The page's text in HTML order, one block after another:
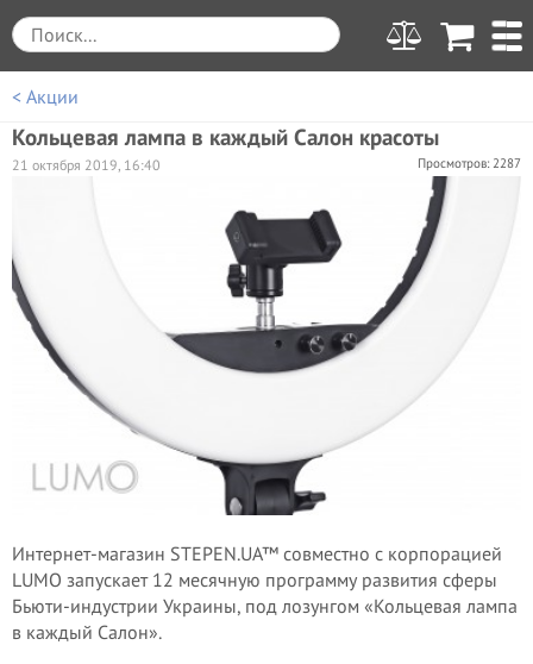
< Акции
Кольцевая лампа в каждый Салон красоты
Просмотров: 2287
21 октября 2019, 16:40
Интернет-магазин STEPEN.UA™ совместно с корпорацией
LUMO запускает 12 месячную программу развития сферы
Бьюти-индустрии Украины, под лозунгом «Кольцевая лампа
в каждый Салон».